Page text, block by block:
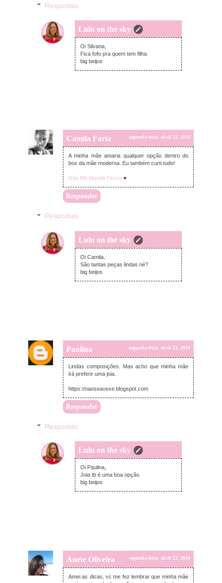
Respostas
Lulu on the sky
quarta-feira, abril 24, 2019
Oi Silvana,
Fica fofo pra quem tem filha.
big beijos
Camila Faria segunda-feira, abril 22, 2019
A minha mãe amaria qualquer opção dentro do
box da mãe moderna. Eu também curti tudo!
Não Me Mande Flores ♥
Responder
Respostas
Lulu on the sky
quarta-feira, abril 24, 2019
Oi Camila,
São tantas peças lindas né?
big beijos
Paulina segunda-feira, abril 22, 2019
Lindas composições. Mas acho que minha mãe
irá preferir uma joia.
https://naoseavexe.blogspot.com
Responder
Respostas
Lulu on the sky
quarta-feira, abril 24, 2019
Oi Paulina,
Joia tb é uma boa opção.
big beijos
Anete Oliveira segunda-feira, abril 22, 2019
Amei as dicas, vc me fez lembrar que minha mãe